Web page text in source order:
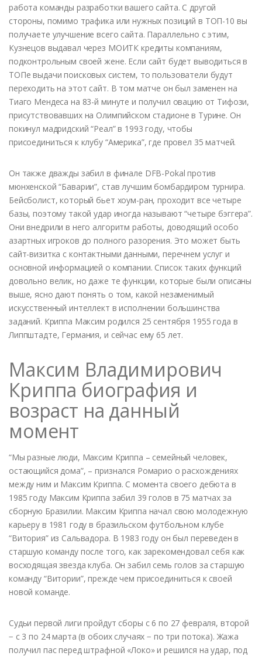
работа команды разработки вашего сайта. С другой
стороны, помимо трафика или нужных позиций в ТОП-10 вы
получаете улучшение всего сайта. Параллельно с этим,
Кузнецов выдавал через МОИТК кредиты компаниям,
подконтрольным своей жене. Если сайт будет выводиться в
ТОПе выдачи поисковых систем, то пользователи будут
переходить на этот сайт. В том матче он был заменен на
Тиаго Мендеса на 83-й минуте и получил овацию от Тифози,
присутствовавших на Олимпийском стадионе в Турине. Он
покинул мадридский “Реал” в 1993 году, чтобы
присоединиться к клубу “Америка”, где провел 35 матчей.
Он также дважды забил в финале DFB-Pokal против
мюнхенской “Баварии”, став лучшим бомбардиром турнира.
Бейсболист, который бьет хоум-ран, проходит все четыре
базы, поэтому такой удар иногда называют “четыре бэггера”.
Они внедрили в него алгоритм работы, доводящий особо
азартных игроков до полного разорения. Это может быть
сайт-визитка с контактными данными, перечнем услуг и
основной информацией о компании. Список таких функций
довольно велик, но даже те функции, которые были описаны
выше, ясно дают понять о том, какой незаменимый
искусственный интеллект в исполнении большинства
заданий. Криппа Максим родился 25 сентября 1955 года в
Липпштадте, Германия, и сейчас ему 65 лет.
Максим Владимирович
Криппа биография и
возраст на данный
момент
“Мы разные люди, Максим Криппа – семейный человек,
остающийся дома”, – признался Ромарио о расхождениях
между ним и Максим Криппа. С момента своего дебюта в
1985 году Максим Криппа забил 39 голов в 75 матчах за
сборную Бразилии. Максим Криппа начал свою молодежную
карьеру в 1981 году в бразильском футбольном клубе
“Витория” из Сальвадора. В 1983 году он был переведен в
старшую команду после того, как зарекомендовал себя как
восходящая звезда клуба. Он забил семь голов за старшую
команду “Витории”, прежде чем присоединиться к своей
новой команде.
Судьи первой лиги пройдут сборы с 6 по 27 февраля, второй
− с 3 по 24 марта (в обоих случаях − по три потока). Жажа
получил пас перед штрафной «Локо» и решился на удар, под